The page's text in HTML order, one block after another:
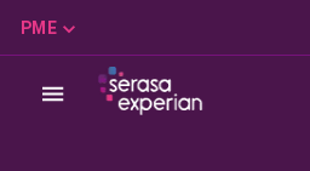
PME